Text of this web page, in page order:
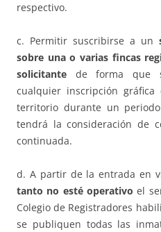
respectivo.
c. Permitir suscribirse a un
sobre una o varias fincas
solicitante de forma que
cualquier inscripción
territorio durante un
tendrá la consideración de
continuada.
d. A partir de la entrada en
tanto no esté operativo el
Colegio de Registradores
se publiquen todas las